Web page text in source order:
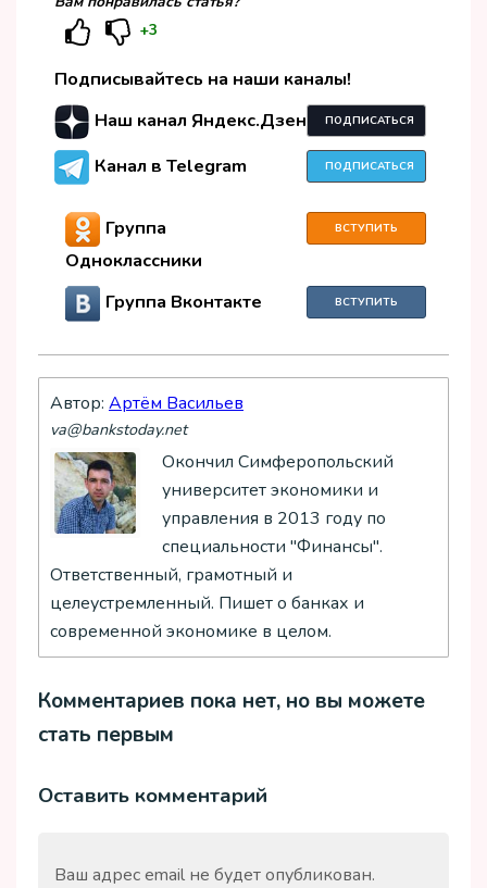
+3
Подписывайтесь на наши каналы!
Наш канал Яндекс.Дзен
ПОДПИСАТЬСЯ
Канал в Telegram ПОДПИСАТЬСЯ
Группа
Одноклассники
ВСТУПИТЬ
Группа Вконтакте ВСТУПИТЬ
Автор: Артём Васильев
va@bankstoday.net
Окончил Симферопольский
университет экономики и
управления в 2013 году по
специальности "Финансы".
Ответственный, грамотный и
целеустремленный. Пишет о банках и
современной экономике в целом.
Комментариев пока нет, но вы можете
стать первым
Оставить комментарий
Ваш адрес email не будет опубликован.